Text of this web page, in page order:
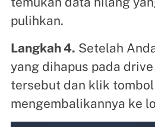
pulihkan.
Langkah 4. Setelah
yang dihapus pada
tersebut dan klik
mengembalikannya ke